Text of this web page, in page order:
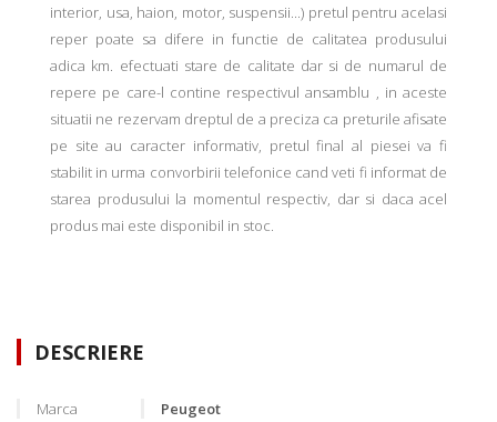
interior, usa, haion, motor, suspensii...) pretul pentru acelasi
reper poate sa difere in functie de calitatea produsului
adica km. efectuati stare de calitate dar si de numarul de
repere pe care-l contine respectivul ansamblu , in aceste
situatii ne rezervam dreptul de a preciza ca preturile afisate
pe site au caracter informativ, pretul final al piesei va fi
stabilit in urma convorbirii telefonice cand veti fi informat de
starea produsului la momentul respectiv, dar si daca acel
produs mai este disponibil in stoc.
DESCRIERE
Marca
Peugeot